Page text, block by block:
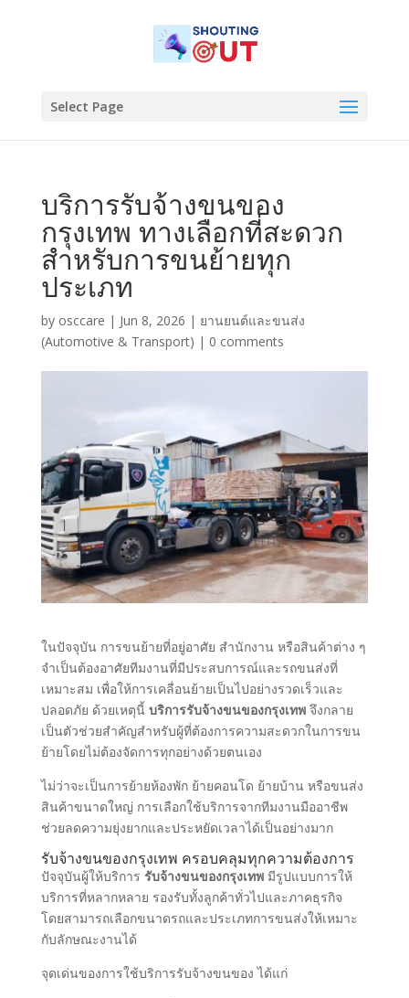
Select Page
บริการรับจ้างขนของ
กรุงเทพ ทางเลือกที่สะดวก
สำหรับการขนย้ายทุก
ประเภท
by osccare | Jun 8, 2026 | ยานยนต์และขนส่ง
(Automotive & Transport) | 0 comments
ในปัจจุบัน การขนย้ายที่อยู่อาศัย สำนักงาน หรือสินค้าต่าง ๆ
จำเป็นต้องอาศัยทีมงานที่มีประสบการณ์และรถขนส่งที่
เหมาะสม เพื่อให้การเคลื่อนย้ายเป็นไปอย่างรวดเร็วและ
ปลอดภัย ด้วยเหตุนี้ บริการรับจ้างขนของกรุงเทพจึงกลาย
เป็นตัวช่วยสำคัญสำหรับผู้ที่ต้องการความสะดวกในการขน
ย้ายโดยไม่ต้องจัดการทุกอย่างด้วยตนเอง
ไม่ว่าจะเป็นการย้ายห้องพัก ย้ายคอนโด ย้ายบ้าน หรือขนส่ง
สินค้าขนาดใหญ่ การเลือกใช้บริการจากทีมงานมืออาชีพ
ช่วยลดความยุ่งยากและประหยัดเวลาได้เป็นอย่างมาก
รับจ้างขนของกรุงเทพ ครอบคลุมทุกความต้องการ
ปัจจุบันผู้ให้บริการ รับจ้างขนของกรุงเทพมีรูปแบบการให้
บริการที่หลากหลาย รองรับทั้งลูกค้าทั่วไปและภาคธุรกิจ
โดยสามารถเลือกขนาดรถและประเภทการขนส่งให้เหมาะ
กับลักษณะงานได้
จุดเด่นของการใช้บริการรับจ้างขนของ ได้แก่